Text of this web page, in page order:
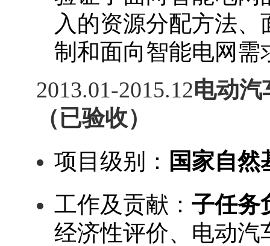
入的资源分配方法
制和面向智能电网
2013.01-2015.12电动汽
（已验收）
项目级别： 国家自然
工作及贡献： 子任务
经济性评价、电动汽